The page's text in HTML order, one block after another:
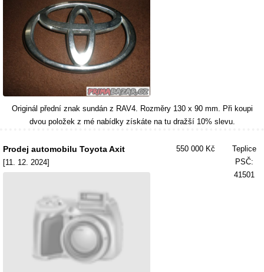
Originál přední znak sundán z RAV4. Rozměry 130 x 90 mm. Při koupi
dvou položek z mé nabídky získáte na tu dražší 10% slevu.
Prodej automobilu Toyota Axit
[11. 12. 2024]
550 000 Kč
Teplice
PSČ:
41501